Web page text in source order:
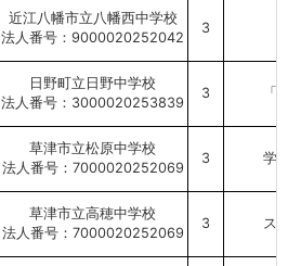
近江八幡市立八幡西中学校
法人番号：9000020252042
3
日野町立日野中学校
法人番号：3000020253839
3 「税
草津市立松原中学校
法人番号：7000020252069
3 学び
草津市立高穂中学校
法人番号：7000020252069
3 スポ